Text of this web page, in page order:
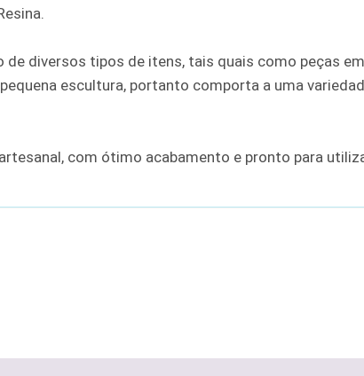
diversos tipos de itens, tais quais como peças
escultura, portanto comporta a uma
com ótimo acabamento e pronto para